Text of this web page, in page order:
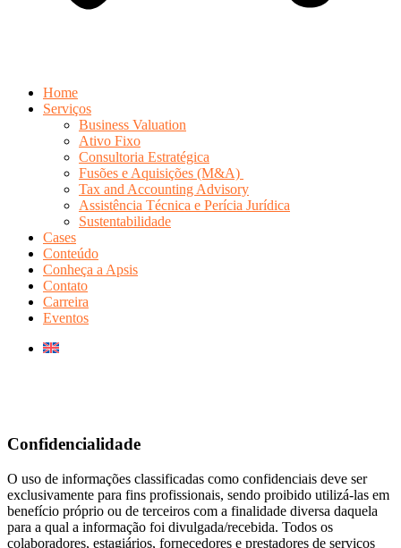
Home
Serviços
Business Valuation
Ativo Fixo
Consultoria Estratégica
Fusões e Aquisições (M&A)
Tax and Accounting Advisory
Assistência Técnica e Perícia Jurídica
Sustentabilidade
Cases
Conteúdo
Conheça a Apsis
Contato
Carreira
Eventos
Confidencialidade
O uso de informações classificadas como confidenciais deve ser
exclusivamente para fins profissionais, sendo proibido utilizá-las em
benefício próprio ou de terceiros com a finalidade diversa daquela
para a qual a informação foi divulgada/recebida. Todos os
colaboradores, estagiários, fornecedores e prestadores de serviços